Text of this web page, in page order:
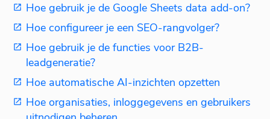
Hoe gebruik je de Google Sheets data add-on?
Hoe configureer je een SEO-rangvolger?
Hoe gebruik je de functies voor B2B-
leadgeneratie?
Hoe automatische AI-inzichten opzetten
Hoe organisaties, inloggegevens en gebruikers